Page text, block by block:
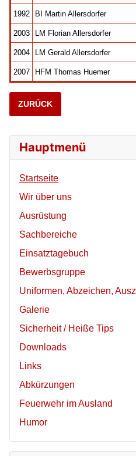
Hauptmenü
Startseite
Wir über uns
Ausrüstung
Sachbereiche
Einsatztagebuch
Bewerbsgruppe
Uniformen, Abzeichen,
Galerie
Sicherheit / Heiße Tips
Downloads
Links
Abkürzungen
Feuerwehr im Ausland
Humor
1992 BI Martin Allersdorfer
2003 LM Florian Allersdorfer
2004 LM Gerald Allersdorfer
2007 HFM Thomas Huemer
VORHERIGER BEITRAG:
ZURÜCK